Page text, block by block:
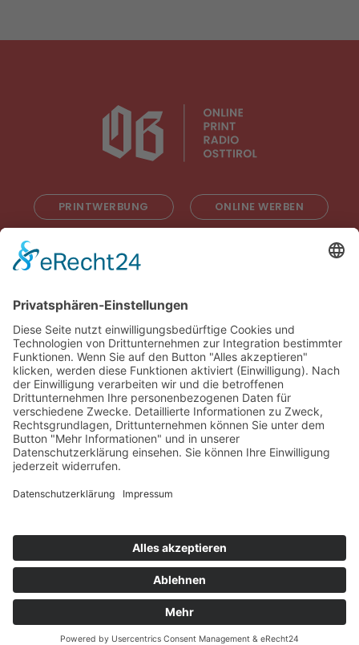
PRINTWERBUNG ONLINE WERBEN
Impressum
AGB
Cookie-Einstellungen
Werbe-Einwilligungen